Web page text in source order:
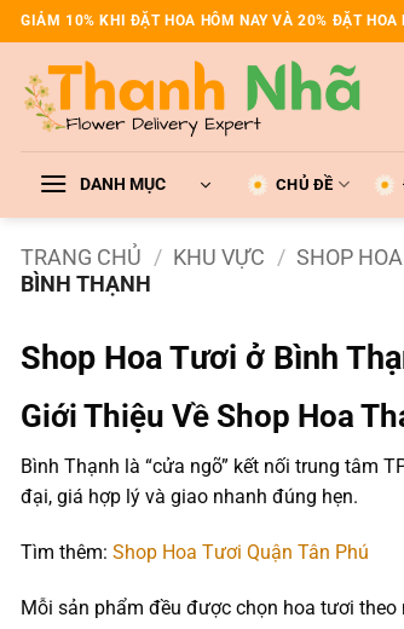
Bỏ
qua
dung
GIẢM 10% KHI ĐẶT HOA HÔM NAY VÀ 20% ĐẶT HOA
DANH MỤC CHỦ ĐỀ
TRANG CHỦ / KHU VỰC / SHOP
BÌNH THẠNH
Shop Hoa Tươi ở Bình
Giới Thiệu Về Shop Hoa
Bình Thạnh là “cửa ngõ” kết nối trung tâm
đại, giá hợp lý và giao nhanh đúng hẹn.
Tìm thêm: Shop Hoa Tươi Quận Tân Phú
Mỗi sản phẩm đều được chọn hoa tươi